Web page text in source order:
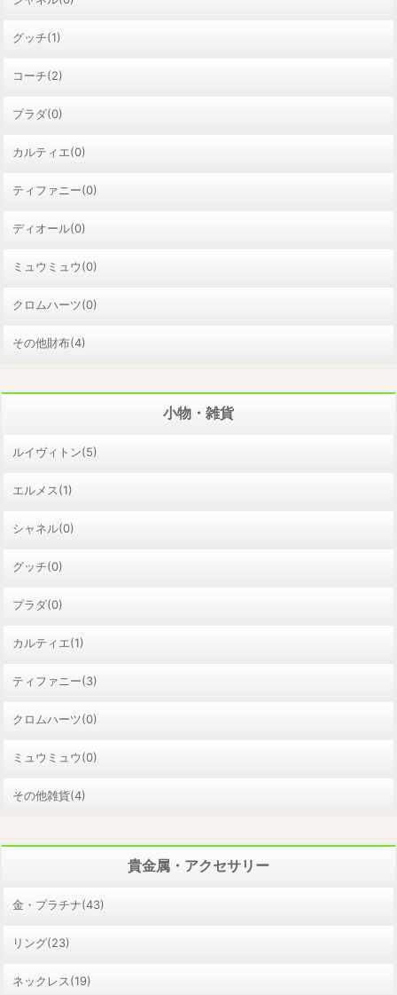
グッチ(1)
コーチ(2)
プラダ(0)
カルティエ(0)
ティファニー(0)
ディオール(0)
ミュウミュウ(0)
クロムハーツ(0)
その他財布(4)
小物・雑貨
ルイヴィトン(5)
エルメス(1)
シャネル(0)
グッチ(0)
プラダ(0)
カルティエ(1)
ティファニー(3)
クロムハーツ(0)
ミュウミュウ(0)
その他雑貨(4)
貴金属・アクセサリー
金・プラチナ(43)
リング(23)
ネックレス(19)